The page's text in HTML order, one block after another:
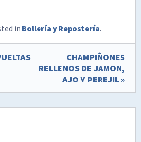
in Bollería y Repostería.
CHAMPIÑONES
RELLENOS DE JAMON,
AJO Y PEREJIL »